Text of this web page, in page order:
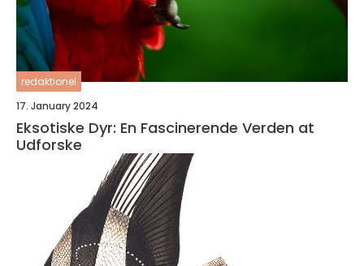
redaktionel
17. January 2024
Eksotiske Dyr: En Fascinerende Verden at
Udforske